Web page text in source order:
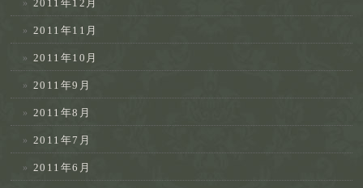
2011年12月
2011年11月
2011年10月
2011年9月
2011年8月
2011年7月
2011年6月